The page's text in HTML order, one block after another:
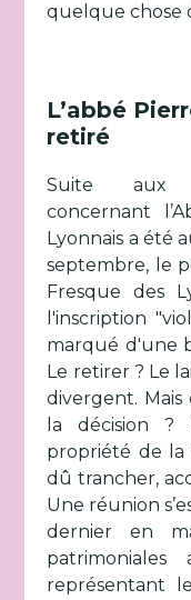
quelque chose
L’abbé
retiré
Suite aux
concernant
Lyonnais a été
septembre, le
Fresque des
l'inscription
marqué d'une
Le retirer ? Le
divergent.
la décision ?
propriété de la
dû trancher,
Une réunion
dernier en
patrimoniales
représentant